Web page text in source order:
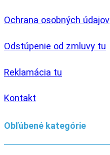
Ochrana osobných údajov
Odstúpenie od zmluvy tu
Reklamácia tu
Kontakt
Obľúbené kategórie